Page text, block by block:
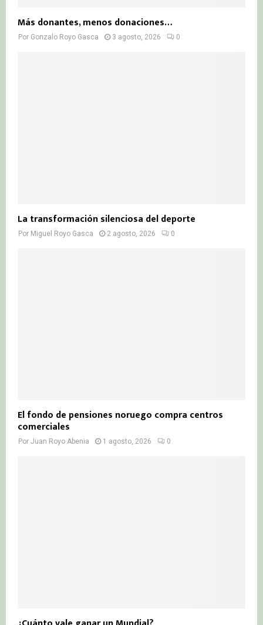
Más donantes, menos donaciones…
Por Gonzalo Royo Gasca 3 agosto, 2026 0
La transformación silenciosa del deporte
Por Miguel Royo Gasca 2 agosto, 2026 0
El fondo de pensiones noruego compra centros
comerciales
Por Juan Royo Abenia 1 agosto, 2026 0